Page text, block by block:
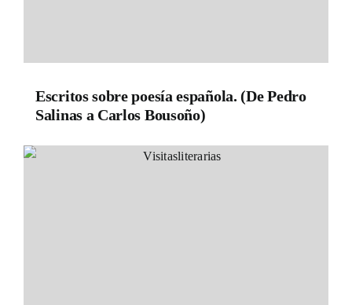
Escritos sobre poesía española. (De Pedro
Salinas a Carlos Bousoño)